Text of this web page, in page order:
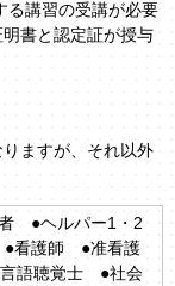
る講習の受講が必要
書と認定証が授与
ますが、それ以外
●ヘルパー1・2
●看護師 ●准看護
語聴覚士 ●社会